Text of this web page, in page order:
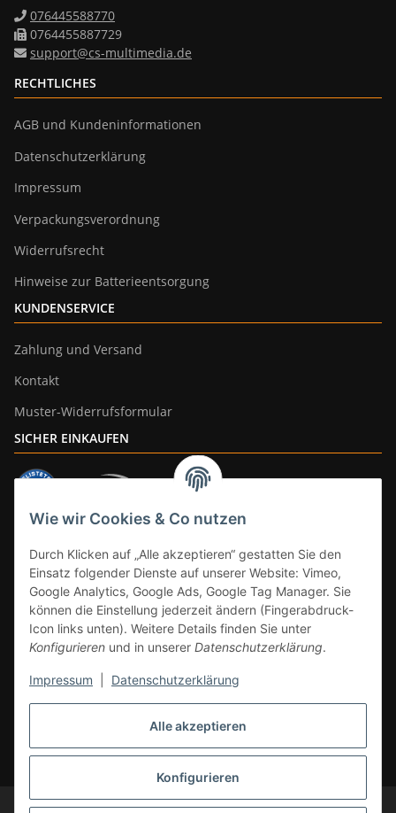
Alle akzeptieren
Konfigurieren
Wie wir Cookies & Co nutzen
Durch Klicken auf „Alle akzeptieren“ gestatten Sie den
Einsatz folgender Dienste auf unserer Website: Vimeo,
Google Analytics, Google Ads, Google Tag Manager. Sie
können die Einstellung jederzeit ändern (Fingerabdruck-
Icon links unten). Weitere Details finden Sie unter
Konfigurieren und in unserer Datenschutzerklärung.
Impressum Datenschutzerklärung
076445588770
0764455887729
support@cs-multimedia.de
RECHTLICHES
AGB und Kundeninformationen
Datenschutzerklärung
Impressum
Verpackungsverordnung
Widerrufsrecht
Hinweise zur Batterieentsorgung
KUNDENSERVICE
Zahlung und Versand
Kontakt
Muster-Widerrufsformular
SICHER EINKAUFEN
* Alle Preise inkl. gesetzlicher Mwst., zzgl.Versand
DE, gilt nicht für Großgeräte per Spedition). Artikel mit 0% MwSt. (gem. §
© CS-Multimedia GmbH Änderungen und Irrtümer vorbehalten.